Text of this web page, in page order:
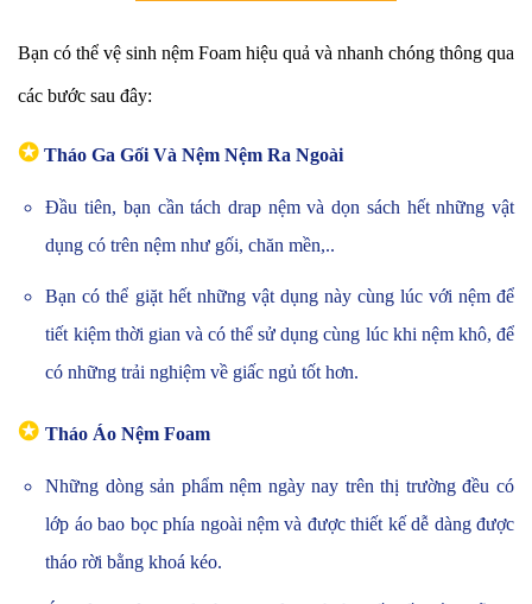
Bạn có thể vệ sinh nệm Foam hiệu quả và nhanh chóng thông qua
các bước sau đây:
✪ Tháo Ga Gối Và Nệm Nệm Ra Ngoài
Đầu tiên, bạn cần tách drap nệm và dọn sách hết những vật
dụng có trên nệm như gối, chăn mền,..
Bạn có thể giặt hết những vật dụng này cùng lúc với nệm để
tiết kiệm thời gian và có thể sử dụng cùng lúc khi nệm khô, để
có những trải nghiệm về giấc ngủ tốt hơn.
✪ Tháo Áo Nệm Foam
Những dòng sản phẩm nệm ngày nay trên thị trường đều có
lớp áo bao bọc phía ngoài nệm và được thiết kế dễ dàng được
tháo rời bằng khoá kéo.